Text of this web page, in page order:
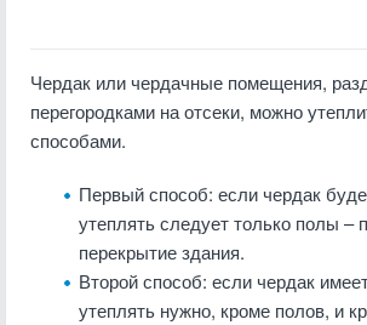
Чердак или чердачные помещения,
перегородками на отсеки, можно
способами.
Первый способ: если чердак
утеплять следует только полы –
перекрытие здания.
Второй способ: если чердак
утеплять нужно, кроме полов, и